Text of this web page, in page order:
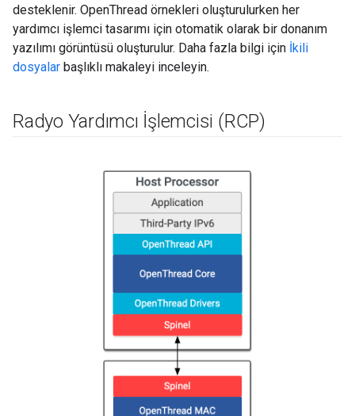
desteklenir. OpenThread örnekleri oluşturulurken her
yardımcı işlemci tasarımı için otomatik olarak bir donanım
yazılımı görüntüsü oluşturulur. Daha fazla bilgi için İkili
dosyalar başlıklı makaleyi inceleyin.
Radyo Yardımcı İşlemcisi (RCP)